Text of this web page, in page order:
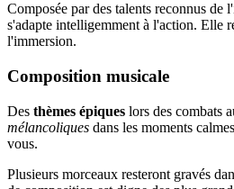
Composée par des talents reconnus de
s'adapte intelligemment à l'action. Elle
l'immersion.
Composition musicale
Des thèmes épiques lors des combats
mélancoliques dans les moments
vous.
Plusieurs morceaux resteront gravés